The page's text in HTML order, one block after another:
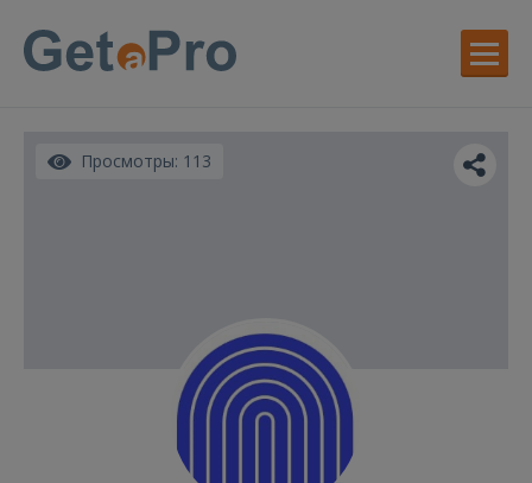
Просмотры: 113